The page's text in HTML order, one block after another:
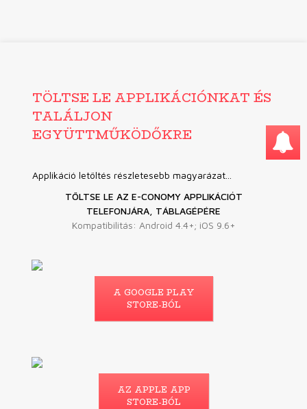
TÖLTSE LE APPLIKÁCIÓNKAT ÉS
TALÁLJON
EGYÜTTMŰKÖDŐKRE
Applikáció letöltés részletesebb magyarázat...
TÖLTSE LE AZ E-CONOMY APPLIKÁCIÓT
TELEFONJÁRA, TÁBLAGÉPÉRE
Kompatibilitás: Android 4.4+; iOS 9.6+
A GOOGLE PLAY
STORE-BÓL
AZ APPLE APP
STORE-BÓL